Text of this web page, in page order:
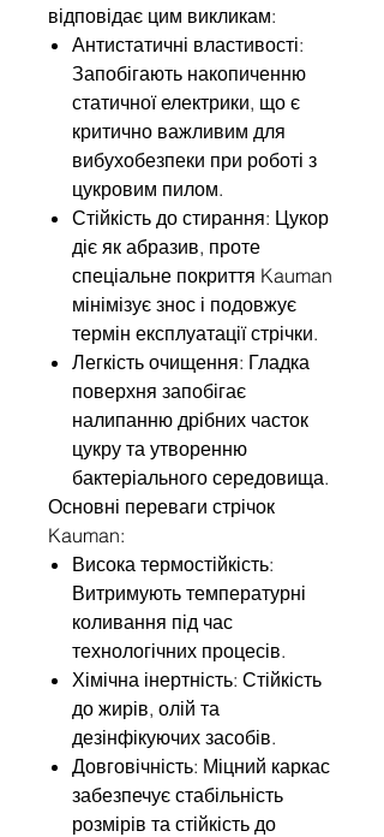
відповідає цим викликам:
Антистатичні властивості:
Запобігають накопиченню
статичної електрики, що є
критично важливим для
вибухобезпеки при роботі з
цукровим пилом.
Стійкість до стирання: Цукор
діє як абразив, проте
спеціальне покриття Kauman
мінімізує знос і подовжує
термін експлуатації стрічки.
Легкість очищення: Гладка
поверхня запобігає
налипанню дрібних часток
цукру та утворенню
бактеріального середовища.
Основні переваги стрічок
Kauman:
Висока термостійкість:
Витримують температурні
коливання під час
технологічних процесів.
Хімічна інертність: Стійкість
до жирів, олій та
дезінфікуючих засобів.
Довговічність: Міцний каркас
забезпечує стабільність
розмірів та стійкість до